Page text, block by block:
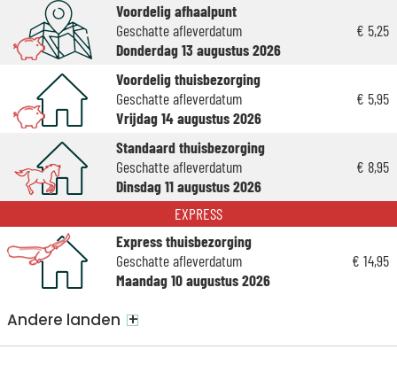
Voordelig afhaalpunt
Geschatte afleverdatum
Donderdag 13 augustus 2026
€ 5,25
Voordelig thuisbezorging
Geschatte afleverdatum
Vrijdag 14 augustus 2026
€ 5,95
Standaard thuisbezorging
Geschatte afleverdatum
Dinsdag 11 augustus 2026
€ 8,95
EXPRESS
Express thuisbezorging
Geschatte afleverdatum
Maandag 10 augustus 2026
€ 14,95
Andere landen +